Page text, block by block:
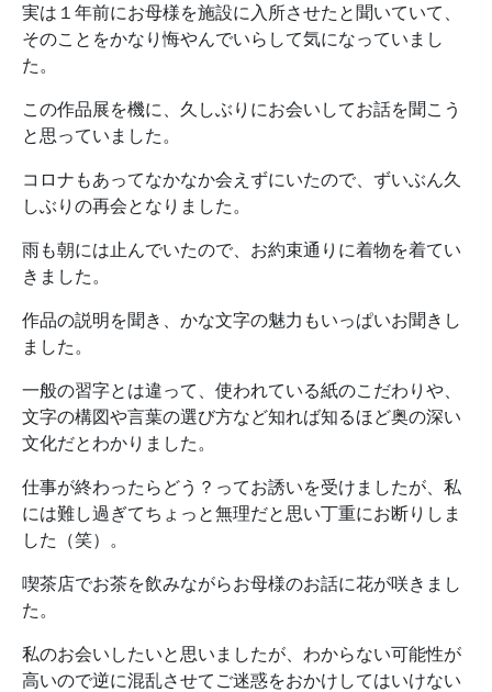
実は１年前にお母様を施設に入所させたと聞いていて、
そのことをかなり悔やんでいらして気になっていまし
た。
この作品展を機に、久しぶりにお会いしてお話を聞こう
と思っていました。
コロナもあってなかなか会えずにいたので、ずいぶん久
しぶりの再会となりました。
雨も朝には止んでいたので、お約束通りに着物を着てい
きました。
作品の説明を聞き、かな文字の魅力もいっぱいお聞きし
ました。
一般の習字とは違って、使われている紙のこだわりや、
文字の構図や言葉の選び方など知れば知るほど奥の深い
文化だとわかりました。
仕事が終わったらどう？ってお誘いを受けましたが、私
には難し過ぎてちょっと無理だと思い丁重にお断りしま
した（笑）。
喫茶店でお茶を飲みながらお母様のお話に花が咲きまし
た。
私のお会いしたいと思いましたが、わからない可能性が
高いので逆に混乱させてご迷惑をおかけしてはいけない